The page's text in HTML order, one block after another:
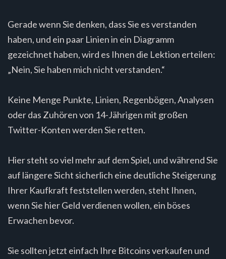
Gerade wenn Sie denken, dass Sie es verstanden
haben, und ein paar Linien in ein Diagramm
gezeichnet haben, wird es Ihnen die Lektion erteilen:
„Nein, Sie haben mich nicht verstanden.“
Keine Menge Punkte, Linien, Regenbögen, Analysen
oder das Zuhören von 14-Jährigen mit großen
Twitter-Konten werden Sie retten.
Hier steht so viel mehr auf dem Spiel, und während Sie
auf längere Sicht sicherlich eine deutliche Steigerung
Ihrer Kaufkraft feststellen werden, steht Ihnen,
wenn Sie hier Geld verdienen wollen, ein böses
Erwachen bevor.
Sie sollten jetzt einfach Ihre Bitcoins verkaufen und